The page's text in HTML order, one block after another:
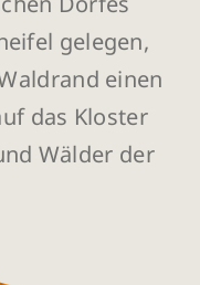
gelegen,
einen
das Kloster
Wälder der